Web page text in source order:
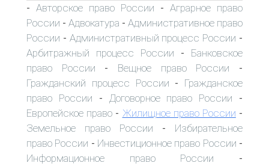
- Авторское право России - Аграрное право
России - Адвокатура - Административное право
России - Административный процесс России -
Арбитражный процесс России - Банковское
право России - Вещное право России -
Гражданский процесс России - Гражданское
право России - Договорное право России -
Европейское право - Жилищное право России -
Земельное право России - Избирательное
право России - Инвестиционное право России -
Информационное право России -